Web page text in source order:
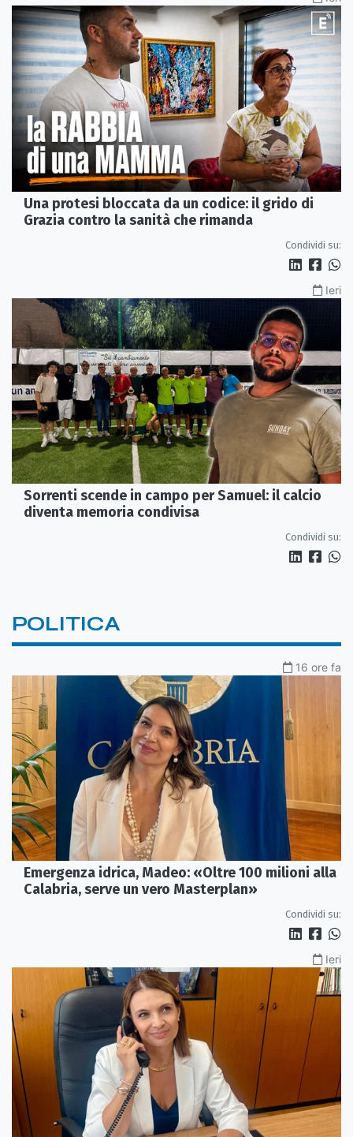
Una protesi bloccata da un codice: il grido di
Grazia contro la sanità che rimanda
Condividi su:
Ieri
Sorrenti scende in campo per Samuel: il calcio
diventa memoria condivisa
Condividi su:
POLITICA
16 ore fa
Emergenza idrica, Madeo: «Oltre 100 milioni alla
Calabria, serve un vero Masterplan»
Condividi su:
Ieri